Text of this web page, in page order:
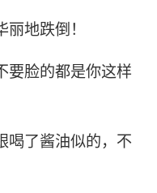
地跌倒！
要脸的都是你这样
喝了酱油似的，不